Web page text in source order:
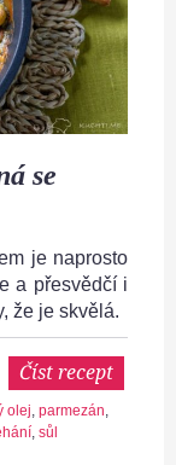
se
je naprosto
a přesvědčí i
že je skvělá.
Číst recept
olej parmezán
sůl